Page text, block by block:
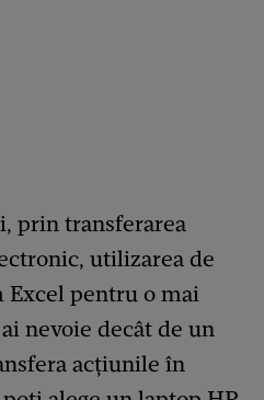
prin transferarea
utilizarea de
pentru o mai
nevoie decât de un
acțiunile în